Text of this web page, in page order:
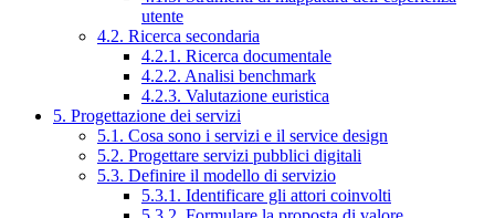
utente
4.2. Ricerca secondaria
4.2.1. Ricerca documentale
4.2.2. Analisi benchmark
4.2.3. Valutazione euristica
5. Progettazione dei servizi
5.1. Cosa sono i servizi e il service design
5.2. Progettare servizi pubblici digitali
5.3. Definire il modello di servizio
5.3.1. Identificare gli attori coinvolti